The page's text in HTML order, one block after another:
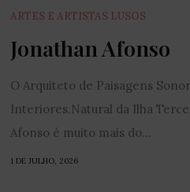
ARTES E ARTISTAS LUSOS
Jonathan Afonso
O Arquiteto de Paisagens
Interiores.Natural da Ilha
Afonso é muito mais do...
1 DE JULHO, 2026